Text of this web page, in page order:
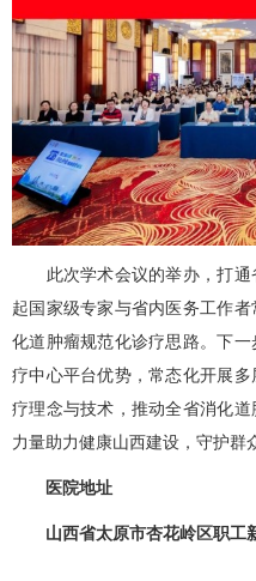
此次学术会议的举办，打通
起国家级专家与省内医务工作
化道肿瘤规范化诊疗思路。下
疗中心平台优势，常态化开展
疗理念与技术，推动全省消化
力量助力健康山西建设，守护群
医院地址
山西省太原市杏花岭区职工